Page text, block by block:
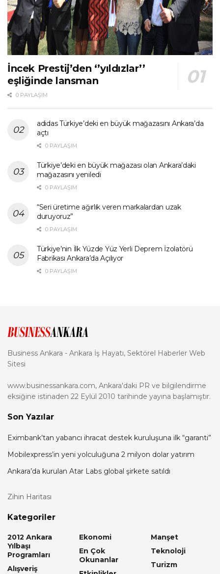
İncek Prestij’den ‘’yıldızlar’’
eşliğinde lansman
0 PAYLAŞIM
adidas Türkiye’deki en büyük mağazasını Ankara’da
açtı
0 PAYLAŞIM
Türkiye’deki en büyük mağazası olan Ankara’daki
mağazasını yeniledi
0 PAYLAŞIM
“Seri üretime ağırlık veren markalardan uzak
duruyoruz”
0 PAYLAŞIM
Türkiye’nin İlk Yüzde Yüz Yerli Deprem İzolatörü
Fabrikası Ankara’da Açılıyor
0 PAYLAŞIM
Business Ankara - Ankara İş Hayatı, Sektörel Haberler Web
Sitesi
www.businessankara.com, Ankara'daki PR ve bilgilendirme
eksiğine istinaden 22 Eylül 2010 tarihinde yayına başlamıştır.
Son Yazılar
Eximbank’tan yabancı ihracat destek kuruluşuna ilk “garanti”
Mobilexpress’in yeni yolculuğuna 2 milyon dolar yatırım
Ankara’da kurulan Atar Labs global şirkete satıldı
Zihin Haritası
Kategoriler
2012 Ankara
Yılbaşı
Programları
Alışveriş
Ekonomi
En Çok
Okunanlar
Manşet
Teknoloji
Turizm